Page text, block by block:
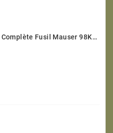
Mécanique Complète Fusil Mauser 98K Code 243 - 1940 Calibre 8 X 57 Numéro 2406